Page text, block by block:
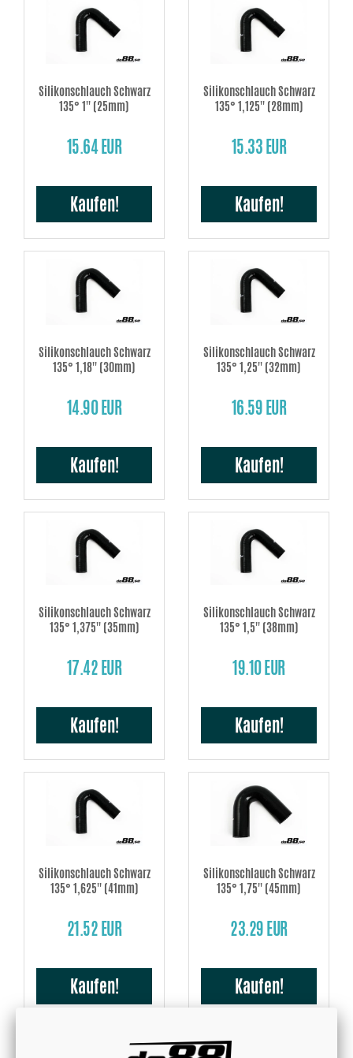
Silikonschlauch Schwarz
135° 1'' (25mm)
15.64 EUR
Kaufen!
Silikonschlauch Schwarz
135° 1,125'' (28mm)
15.33 EUR
Kaufen!
Silikonschlauch Schwarz
135° 1,18'' (30mm)
14.90 EUR
Kaufen!
Silikonschlauch Schwarz
135° 1,25'' (32mm)
16.59 EUR
Kaufen!
Silikonschlauch Schwarz
135° 1,375'' (35mm)
17.42 EUR
Kaufen!
Silikonschlauch Schwarz
135° 1,5'' (38mm)
19.10 EUR
Kaufen!
Silikonschlauch Schwarz
135° 1,625'' (41mm)
21.52 EUR
Kaufen!
Silikonschlauch Schwarz
135° 1,75'' (45mm)
23.29 EUR
Kaufen!